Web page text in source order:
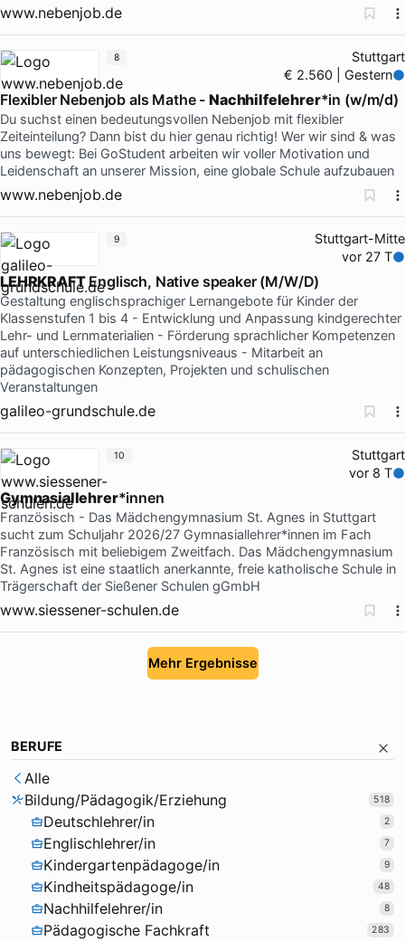
www.nebenjob.de
Stuttgart
€ 2.560 | Gestern
Flexibler Nebenjob als Mathe -Nachhilfelehrer*in (w/m/d)
Du suchst einen bedeutungsvollen Nebenjob mit flexibler
Zeiteinteilung? Dann bist du hier genau richtig! Wer wir sind & was
uns bewegt: Bei GoStudent arbeiten wir voller Motivation und
Leidenschaft an unserer Mission, eine globale Schule aufzubauen
www.nebenjob.de
8
Stuttgart-Mitte
vor 27 T
LEHRKRAFTEnglisch, Native speaker (M/W/D)
Gestaltung englischsprachiger Lernangebote für Kinder der
Klassenstufen 1 bis 4 - Entwicklung und Anpassung kindgerechter
Lehr- und Lernmaterialien - Förderung sprachlicher Kompetenzen
auf unterschiedlichen Leistungsniveaus - Mitarbeit an
pädagogischen Konzepten, Projekten und schulischen
Veranstaltungen
galileo-grundschule.de
9
Stuttgart
vor 8 T
Gymnasiallehrer*innen
Französisch - Das Mädchengymnasium St. Agnes in Stuttgart
sucht zum Schuljahr 2026/27 Gymnasiallehrer*innen im Fach
Französisch mit beliebigem Zweitfach. Das Mädchengymnasium
St. Agnes ist eine staatlich anerkannte, freie katholische Schule in
Trägerschaft der Sießener Schulen gGmbH
www.siessener-schulen.de
10
Mehr Ergebnisse
BERUFE
Alle
Bildung/Pädagogik/Erziehung
518
Deutschlehrer/in 2
Englischlehrer/in 7
Kindergartenpädagoge/in 9
Kindheitspädagoge/in 48
Nachhilfelehrer/in 8
Pädagogische Fachkraft 283